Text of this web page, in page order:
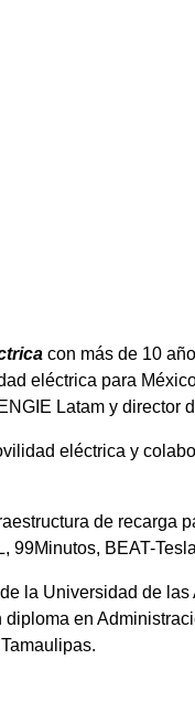
con más de 10
eléctrica para
Latam y director
eléctrica y
de recarga
99Minutos, BEAT-
la Universidad de
en